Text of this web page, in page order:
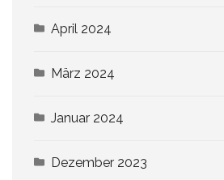
April 2024
März 2024
Januar 2024
Dezember 2023